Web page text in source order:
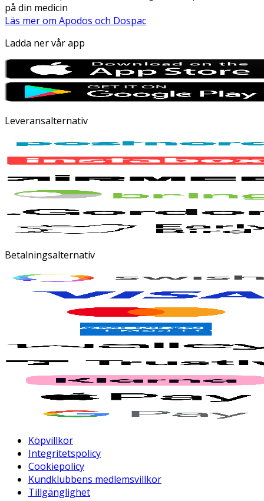
på din medicin
Läs mer om Apodos och Dospac
Ladda ner vår app
Leveransalternativ
Betalningsalternativ
Köpvillkor
Integritetspolicy
Cookiepolicy
Kundklubbens medlemsvillkor
Tillgänglighet